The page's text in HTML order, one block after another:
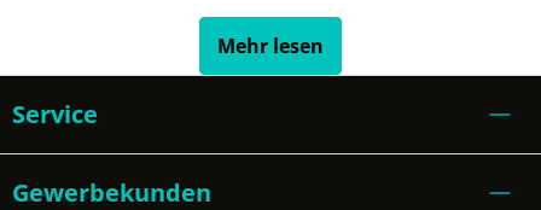
Mehr lesen
Service
Gewerbekunden